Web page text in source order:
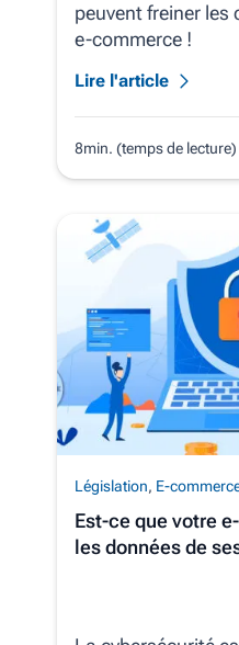
peuvent freiner les
e-commerce !
Lire l'article
8min. (temps de lecture)
Législation, E-
Est-ce que votre
les données de